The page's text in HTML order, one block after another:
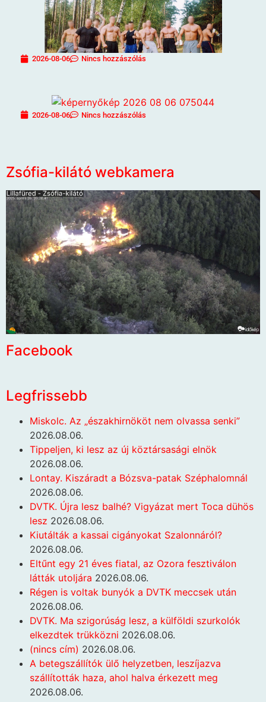
2026-08-06 Nincs hozzászólás
2026-08-06 Nincs hozzászólás
Zsófia-kilátó webkamera
Facebook
Legfrissebb
Miskolc. Az „északhirnököt nem olvassa senki”
2026.08.06.
Tippeljen, ki lesz az új köztársasági elnök
2026.08.06.
Lontay. Kiszáradt a Bózsva-patak Széphalomnál
2026.08.06.
DVTK. Újra lesz balhé? Vigyázat mert Toca dühös
lesz 2026.08.06.
Kiutálták a kassai cigányokat Szalonnáról?
2026.08.06.
Eltűnt egy 21 éves fiatal, az Ozora fesztiválon
látták utoljára 2026.08.06.
Régen is voltak bunyók a DVTK meccsek után
2026.08.06.
DVTK. Ma szigorúság lesz, a külföldi szurkolók
elkezdtek trükközni 2026.08.06.
(nincs cím) 2026.08.06.
A betegszállítók ülő helyzetben, leszíjazva
szállították haza, ahol halva érkezett meg
2026.08.06.